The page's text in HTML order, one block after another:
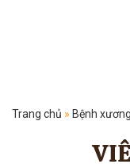
Trang chủ » Bệnh